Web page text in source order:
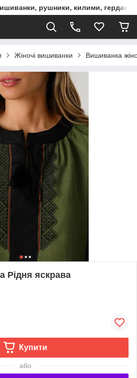
рушники, килими, гердани,
Жіночі вишиванки Вишиванка
Рідня яскрава
Купити
або